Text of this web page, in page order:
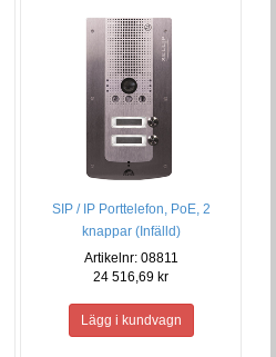
SIP / IP Porttelefon, PoE, 2
knappar (Infälld)
Artikelnr: 08811
24 516,69 kr